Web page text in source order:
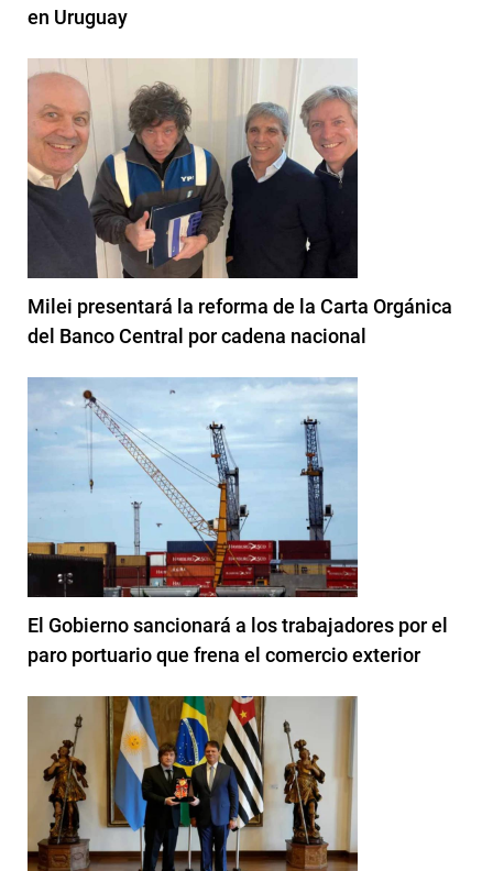
en Uruguay
Milei presentará la reforma de la Carta Orgánica
del Banco Central por cadena nacional
El Gobierno sancionará a los trabajadores por el
paro portuario que frena el comercio exterior